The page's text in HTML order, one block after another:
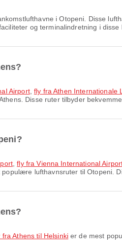
i Otopeni. Disse
og terminalindretning i disse
Airport,fly fra Athen Internationale
Disse ruter tilbyder
,fly fra Vienna International
populære lufthavnsruter til Otopeni.
fra Athens til Helsinkier de mest